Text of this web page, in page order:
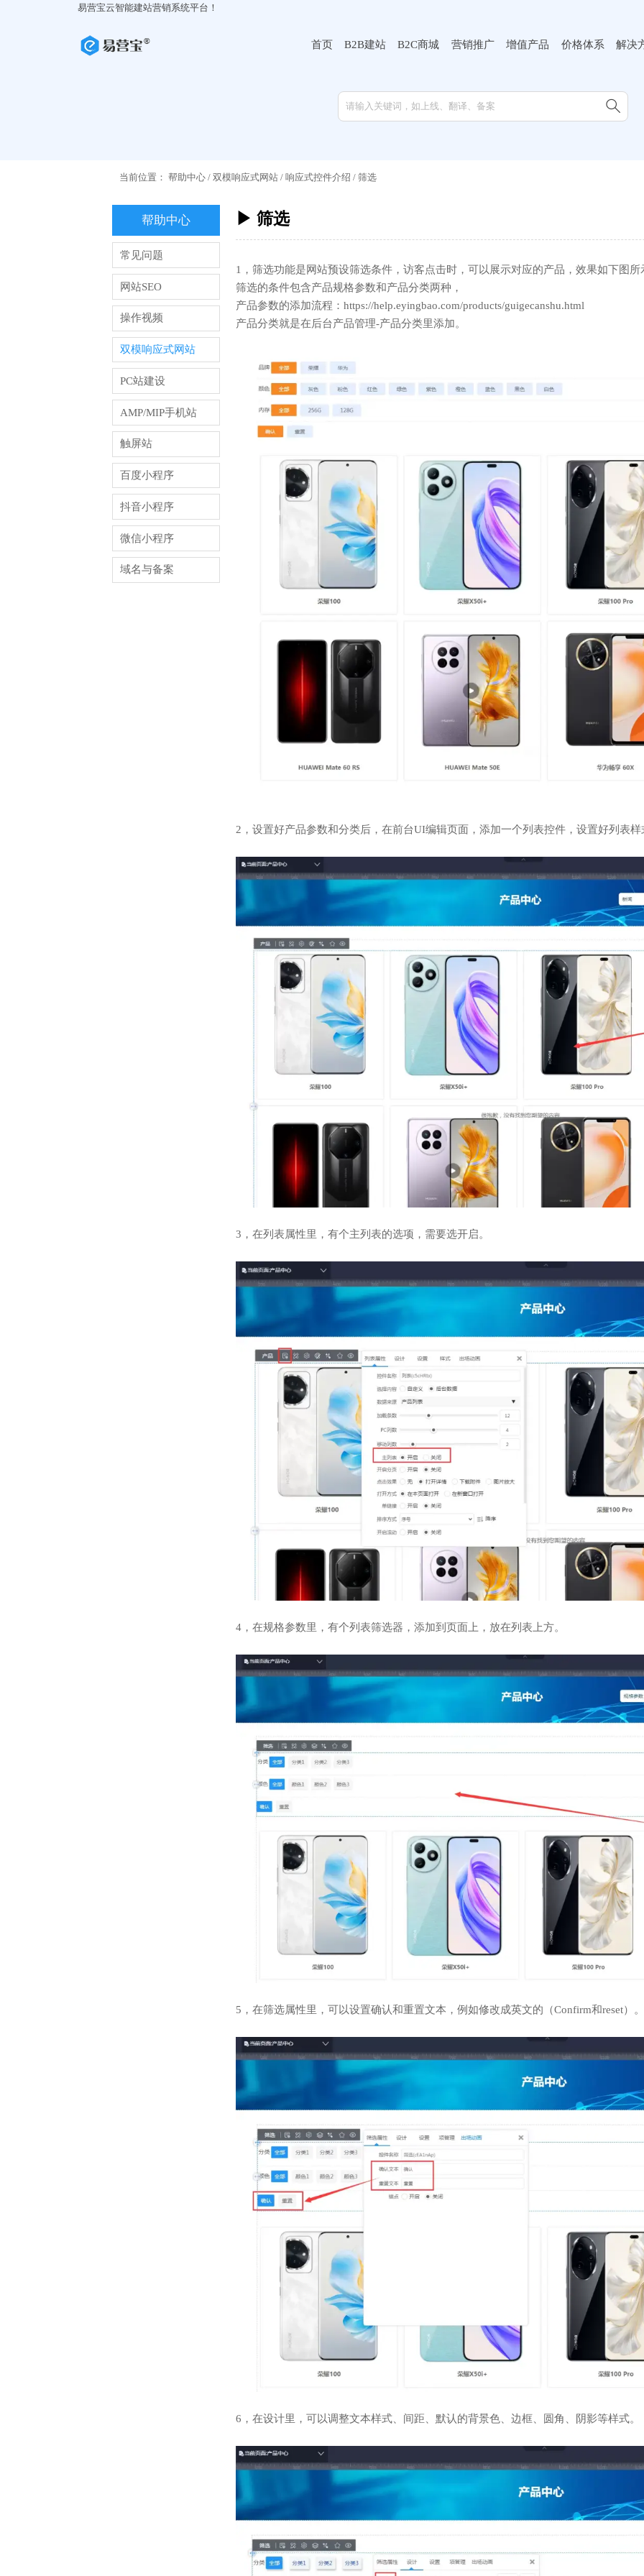
易营宝云智能建站营销系统平台！
首页 B2B建站 B2C商城 营销推广 增值产品 价格体系 解决

当前位置： 帮助中心/ 双模响应式网站/ 响应式控件介绍 / 筛选
帮助中心
常见问题
网站SEO
操作视频
双模响应式网站
PC站建设
AMP/MIP手机站
触屏站
百度小程序
抖音小程序
微信小程序
域名与备案
▶ 筛选
1，筛选功能是网站预设筛选条件，访客点击时，可以展示对应的产品，效果如下图所
筛选的条件包含产品规格参数和产品分类两种，
产品参数的添加流程：https://help.eyingbao.com/products/guigecanshu.html
产品分类就是在后台产品管理-产品分类里添加。
2，设置好产品参数和分类后，在前台UI编辑页面，添加一个列表控件，设置好列表样
3，在列表属性里，有个主列表的选项，需要选开启。
4，在规格参数里，有个列表筛选器，添加到页面上，放在列表上方。
5，在筛选属性里，可以设置确认和重置文本，例如修改成英文的（Confirm和reset）。
6，在设计里，可以调整文本样式、间距、默认的背景色、边框、圆角、阴影等样式。